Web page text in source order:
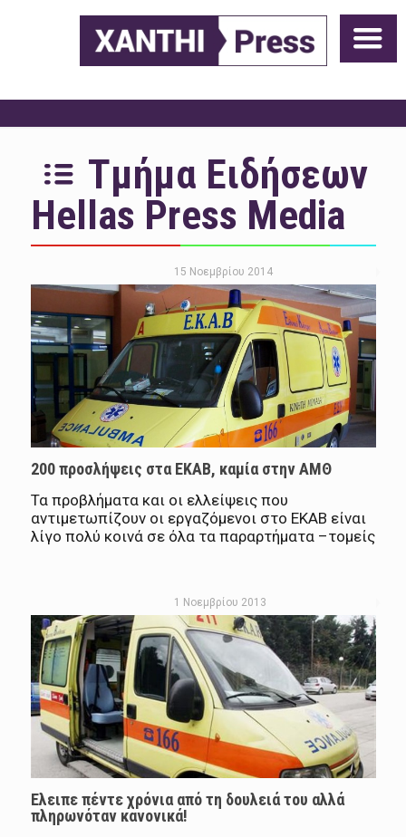
Τμήμα Ειδήσεων
Hellas Press Media
15 Νοεμβρίου 2014
200 προσλήψεις στα ΕΚΑΒ, καμία στην ΑΜΘ
Τα προβλήματα και οι ελλείψεις που
αντιμετωπίζουν οι εργαζόμενοι στο ΕΚΑΒ είναι
λίγο πολύ κοινά σε όλα τα παραρτήματα –τομείς
1 Νοεμβρίου 2013
Ελειπε πέντε χρόνια από τη δουλειά του αλλά
πληρωνόταν κανονικά!